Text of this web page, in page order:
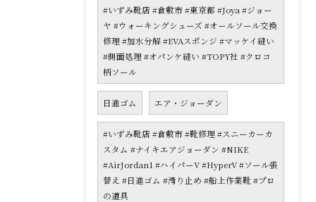
#いずみ靴店 #倉敷市 #東京都 #Joya #ジョー
ヤ #ウォーキングシューズ #オールソール交換
修理 #加水分解 #EVAスポンジ #マッケイ縫い
#側面処理 #オパンケ縫い #TOPY社 #クロコ
柄ソール
日進ゴム エア・ジョーダン
#いずみ靴店 #倉敷市 #靴修理 #スニーカーカ
スタム #ナイキエアジョーダン #NIKE
#AirJordan1 #ハイパーV #HyperV #ソール張
替え #日進ゴム #滑り止め #船上作業靴 #プロ
の道具